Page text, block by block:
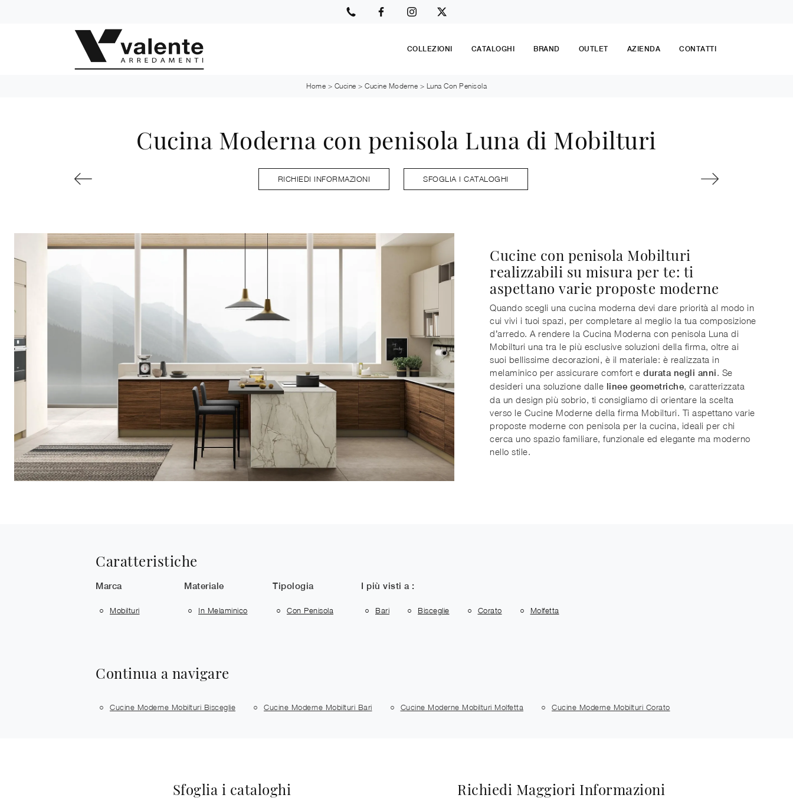
COLLEZIONI CATALOGHI BRAND OUTLET AZIENDA CONTATTI
Home > Cucine > Cucine Moderne > Luna Con Penisola
Cucina Moderna con penisola Luna di Mobilturi
RICHIEDI INFORMAZIONI SFOGLIA I CATALOGHI
Cucine con penisola Mobilturi
realizzabili su misura per te: ti
aspettano varie proposte moderne
Quando scegli una cucina moderna devi dare priorità al modo in
cui vivi i tuoi spazi, per completare al meglio la tua composizione
d’arredo. A rendere la Cucina Moderna con penisola Luna di
Mobilturi una tra le più esclusive soluzioni della firma, oltre ai
suoi bellissime decorazioni, è il materiale: è realizzata in
melaminico per assicurare comfort e durata negli anni. Se
desideri una soluzione dalle linee geometriche, caratterizzata
da un design più sobrio, ti consigliamo di orientare la scelta
verso le Cucine Moderne della firma Mobilturi. Ti aspettano varie
proposte moderne con penisola per la cucina, ideali per chi
cerca uno spazio familiare, funzionale ed elegante ma moderno
nello stile.
Caratteristiche
Marca
Mobilturi
Materiale
In Melaminico
Tipologia
Con Penisola
I più visti a :
Bari Bisceglie Corato Molfetta
Continua a navigare
Cucine Moderne Mobilturi Bisceglie Cucine Moderne Mobilturi Bari Cucine Moderne Mobilturi Molfetta Cucine Moderne Mobilturi Corato
Sfoglia i cataloghi Richiedi Maggiori Informazioni